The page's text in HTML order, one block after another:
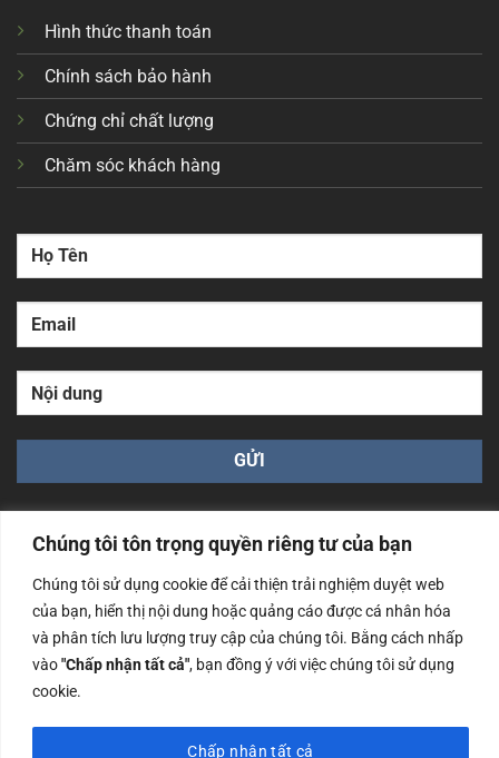
Chúng tôi tôn trọng quyền riêng tư của bạn
Chúng tôi sử dụng cookie để cải thiện trải nghiệm duyệt web
của bạn, hiển thị nội dung hoặc quảng cáo được cá nhân hóa
và phân tích lưu lượng truy cập của chúng tôi. Bằng cách nhấp
vào"Chấp nhận tất cả", bạn đồng ý với việc chúng tôi sử dụng
cookie.
Chấp nhận tất cả
Hình thức thanh toán
Chính sách bảo hành
Chứng chỉ chất lượng
Chăm sóc khách hàng
Công ty TNHH Nam Bình Xương - Số ĐKKD: 0108783483
cấp ngày 14/06/2019 bởi Sở Kế Hoạch và Đầu Tư Tp. Hà
Nội
Copyrights @2023 Nam Binh Xuong. All Rights Reserved